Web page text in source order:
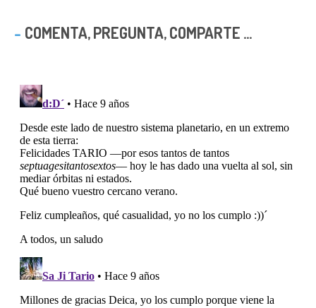
COMENTA, PREGUNTA, COMPARTE ...